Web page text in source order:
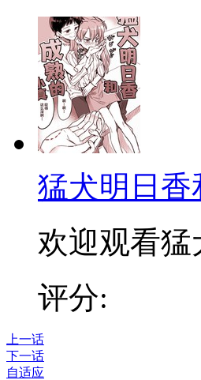
猛犬明日香
欢迎观看
评分:
上一话
下一话
自适应